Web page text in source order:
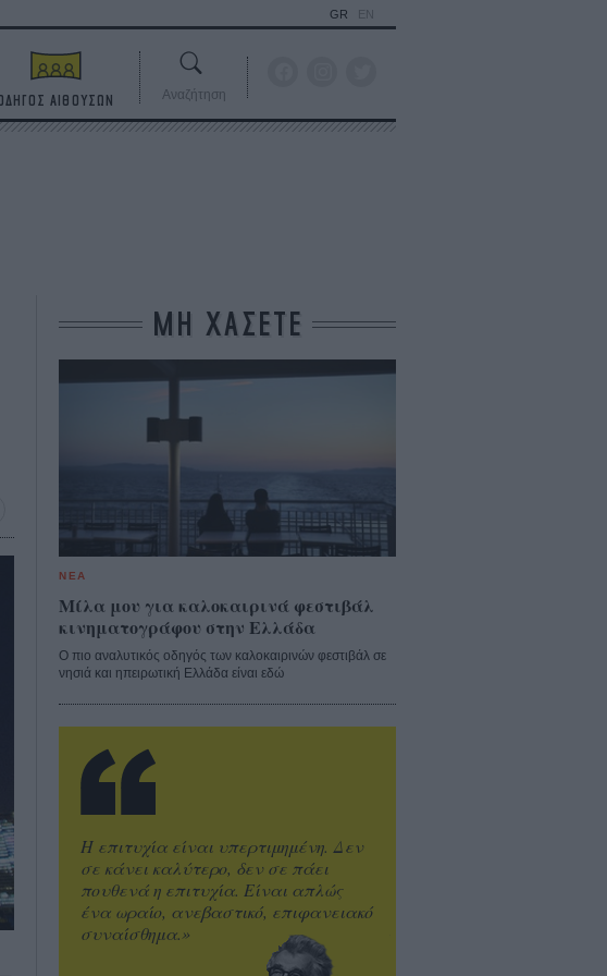
GR EN
ΑΙΘΟΥΣΩΝ Αναζήτηση
ΜΗ ΧΑΣΕΤΕ
ΝΕΑ
Μίλα μου για καλοκαιρινά φεστιβάλ
κινηματογράφου στην Ελλάδα
Ο πιο αναλυτικός οδηγός των καλοκαιρινών φεστιβάλ σε
νησιά και ηπειρωτική Ελλάδα είναι εδώ
Η επιτυχία είναι υπερτιμημένη. Δεν
σε κάνει καλύτερο, δεν σε πάει
πουθενά η επιτυχία. Είναι απλώς
ένα ωραίο, ανεβαστικό, επιφανειακό
συναίσθημα.»